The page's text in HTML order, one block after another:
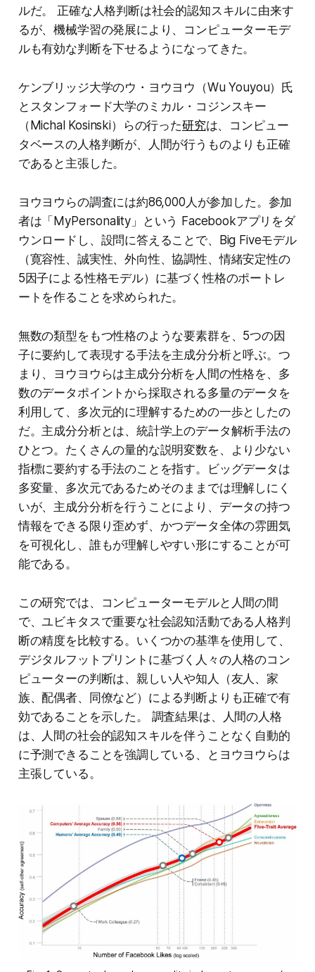
ルだ。 正確な人格判断は社会的認知スキルに由来す
るが、機械学習の発展により、コンピューターモデ
ルも有効な判断を下せるようになってきた。
ケンブリッジ大学のウ・ヨウヨウ（Wu Youyou）氏
とスタンフォード大学のミカル・コジンスキー
（Michal Kosinski）らの行った研究は、コンピュー
タベースの人格判断が、人間が行うものよりも正確
であると主張した。
ヨウヨウらの調査には約86,000人が参加した。参加
者は「MyPersonality」という Facebookアプリをダ
ウンロードし、設問に答えることで、Big Fiveモデル
（寛容性、誠実性、外向性、協調性、情緒安定性の
5因子による性格モデル）に基づく性格のポートレ
ートを作ることを求められた。
無数の類型をもつ性格のような要素群を、5つの因
子に要約して表現する手法を主成分分析と呼ぶ。つ
まり、ヨウヨウらは主成分分析を人間の性格を、多
数のデータポイントから採取される多量のデータを
利用して、多次元的に理解するための一歩としたの
だ。主成分分析とは、統計学上のデータ解析手法の
ひとつ。たくさんの量的な説明変数を、より少ない
指標に要約する手法のことを指す。ビッグデータは
多変量、多次元であるためそのままでは理解しにく
いが、主成分分析を行うことにより、データの持つ
情報をできる限り歪めず、かつデータ全体の雰囲気
を可視化し、誰もが理解しやすい形にすることが可
能である。
この研究では、コンピューターモデルと人間の間
で、ユビキタスで重要な社会認知活動である人格判
断の精度を比較する。いくつかの基準を使用して、
デジタルフットプリントに基づく人々の人格のコン
ピューターの判断は、親しい人や知人（友人、家
族、配偶者、同僚など）による判断よりも正確で有
効であることを示した。 調査結果は、人間の人格
は、人間の社会的認知スキルを伴うことなく自動的
に予測できることを強調している、とヨウヨウらは
主張している。